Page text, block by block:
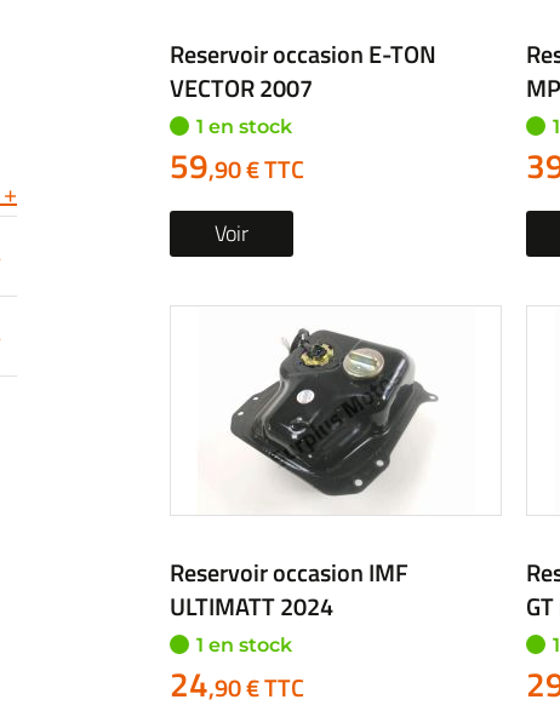
Reservoir occasion E-TON
VECTOR 2007
1 en stock
59,90 € TTC
Voir
Reservoir occasion IMF
ULTIMATT 2024
1 en stock
24,90 € TTC